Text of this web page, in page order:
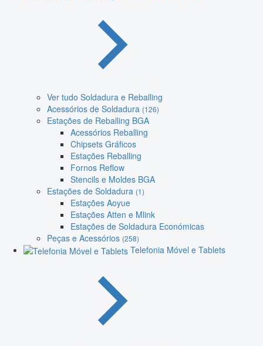
Ver tudo Soldadura e Reballing
Acessórios de Soldadura (126)
Estações de Reballing BGA
Acessórios Reballing
Chipsets Gráficos
Estações Reballing
Fornos Reflow
Stencils e Moldes BGA
Estações de Soldadura (1)
Estações Aoyue
Estações Atten e Mlink
Estações de Soldadura Económicas
Peças e Acessórios (258)
Telefonia Móvel e Tablets